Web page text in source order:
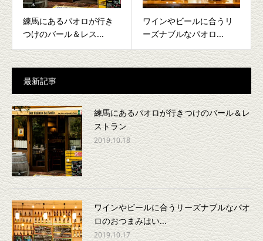
練馬にあるパオロが行き
つけのバール＆レス...
ワインやビールに合うリ
ーズナブルなパオロ...
最新記事
練馬にあるパオロが行きつけのバール＆レ
ストラン
2019.10.18
ワインやビールに合うリーズナブルなパオ
ロのおつまみはい...
2019.10.17